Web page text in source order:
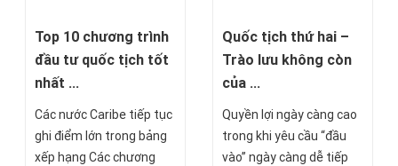
ở đâu trên bản đồ thế
giới?
Top 10 chương trình
đầu tư quốc tịch tốt
nhất ...
Các nước Caribe tiếp tục
ghi điểm lớn trong bảng
xếp hạng Các chương
Quốc tịch thứ hai –
Trào lưu không còn
của ...
Quyền lợi ngày càng cao
trong khi yêu cầu “đầu
vào” ngày càng dễ tiếp